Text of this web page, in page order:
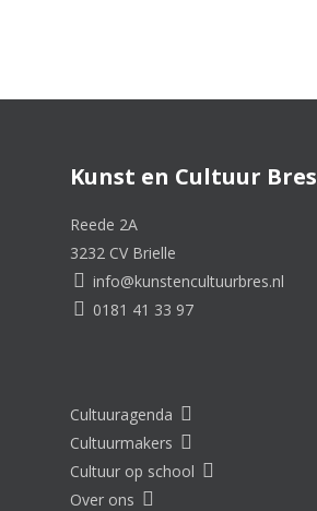
Kunst en Cultuur Bres
Reede 2A
3232 CV Brielle
info@kunstencultuurbres.nl
0181 41 33 97
Cultuuragenda
Cultuurmakers
Cultuur op school
Over ons